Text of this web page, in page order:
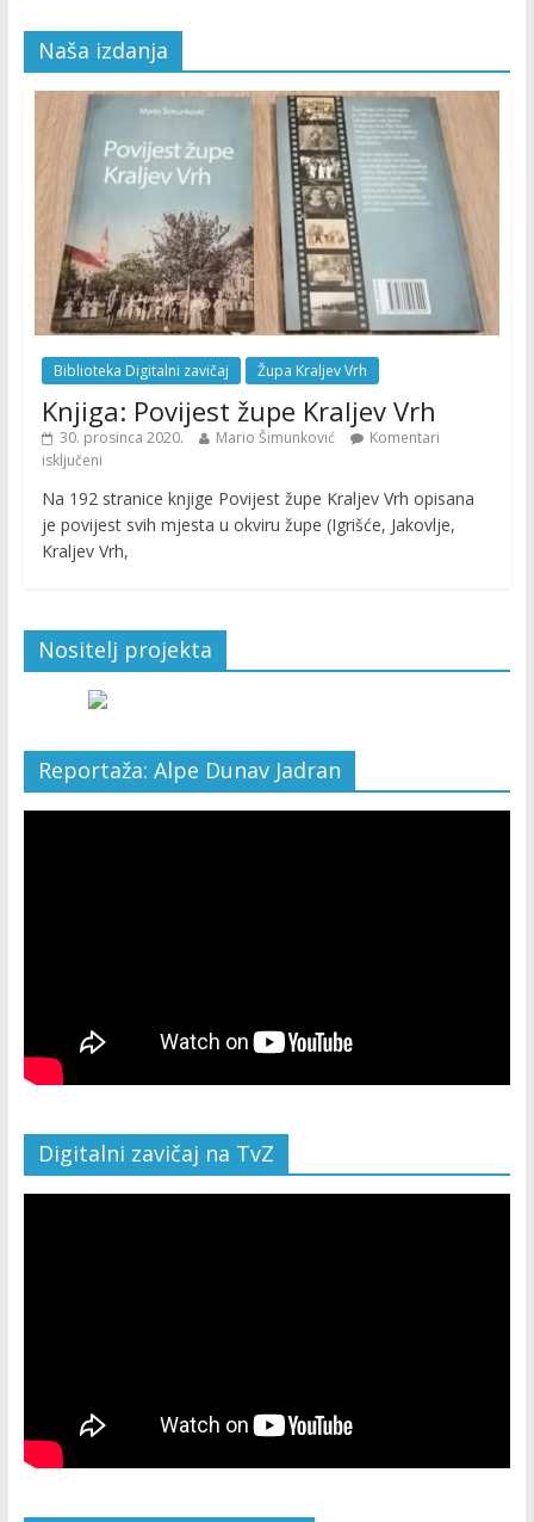
Naša izdanja
Biblioteka Digitalni zavičaj Župa Kraljev Vrh
Knjiga: Povijest župe Kraljev Vrh
30. prosinca 2020. Mario Šimunković
Komentari
isključeni
Na 192 stranice knjige Povijest župe Kraljev Vrh opisana
je povijest svih mjesta u okviru župe (Igrišće, Jakovlje,
Kraljev Vrh,
Nositelj projekta
Reportaža: Alpe Dunav Jadran
Digitalni zavičaj na TvZ